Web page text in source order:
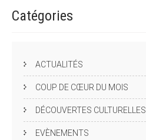
Catégories
ACTUALITÉS
COUP DE CŒUR DU MOIS
DÉCOUVERTES CULTURELLES
EVÈNEMENTS